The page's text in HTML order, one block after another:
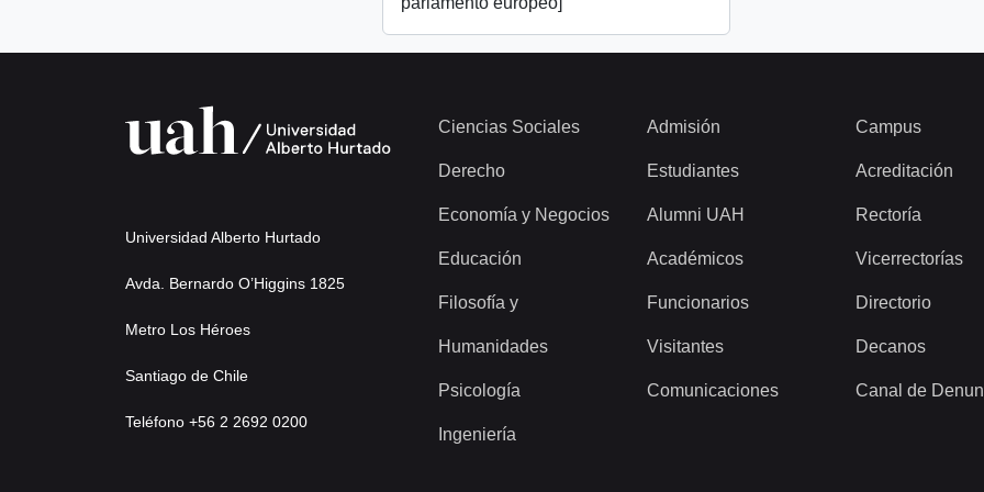
Universidad Alberto Hurtado
Avda. Bernardo O’Higgins 1825
Metro Los Héroes
Santiago de Chile
Teléfono +56 2 2692 0200
Ciencias Sociales
Derecho
Economía y Negocios
Educación
Filosofía y
Humanidades
Psicología
Ingeniería
Admisión
Estudiantes
Alumni UAH
Académicos
Funcionarios
Visitantes
Comunicaciones
Campus
Acreditación
Rectoría
Vicerrectorías
Directorio
Decanos
Canal de